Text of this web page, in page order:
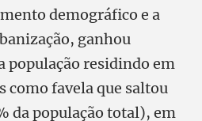
demográfico e a
ganhou
população residindo em
favela que saltou
da população total), em